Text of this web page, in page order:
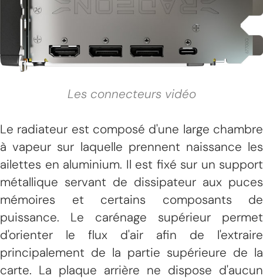
Les connecteurs vidéo
Le radiateur est composé d'une large chambre
à vapeur sur laquelle prennent naissance les
ailettes en aluminium. Il est fixé sur un support
métallique servant de dissipateur aux puces
mémoires et certains composants de
puissance. Le carénage supérieur permet
d'orienter le flux d'air afin de l'extraire
principalement de la partie supérieure de la
carte. La plaque arrière ne dispose d'aucun